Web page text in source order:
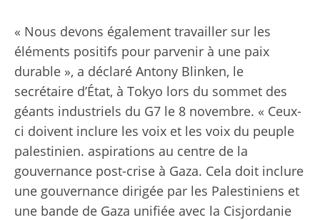
« Nous devons également travailler sur les
éléments positifs pour parvenir à une paix
durable », a déclaré Antony Blinken, le
secrétaire d’État, à Tokyo lors du sommet des
géants industriels du G7 le 8 novembre. « Ceux-
ci doivent inclure les voix et les voix du peuple
palestinien. aspirations au centre de la
gouvernance post-crise à Gaza. Cela doit inclure
une gouvernance dirigée par les Palestiniens et
une bande de Gaza unifiée avec la Cisjordanie